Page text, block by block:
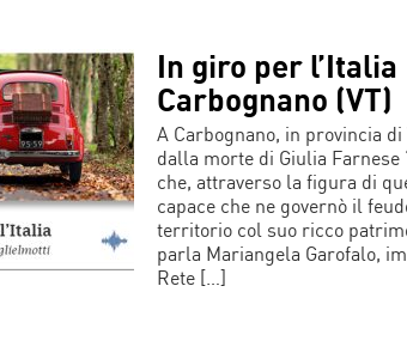
In giro per l’Italia
Carbognano (VT)
A Carbognano, in provincia
dalla morte di Giulia Farnese
che, attraverso la figura di
capace che ne governò il
territorio col suo ricco
parla Mariangela Garofalo,
Rete […]